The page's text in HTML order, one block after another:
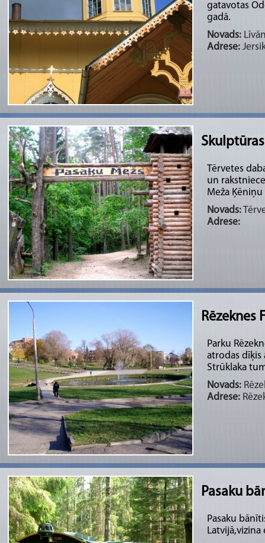
gatavotas
gadā.
Novads:
Adrese:
Tērvetes
un
Meža
Novads:
Adrese:
Rēzeknes
Parku
atrodas
Strūklaka
Novads:
Adrese:
Pasaku
Pasaku